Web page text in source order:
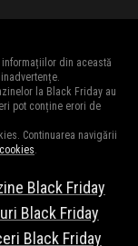
informațiilor din această
la Black Friday au
pot conține erori de
Continuarea navigării
.
Black Friday
Black Friday
Black Friday